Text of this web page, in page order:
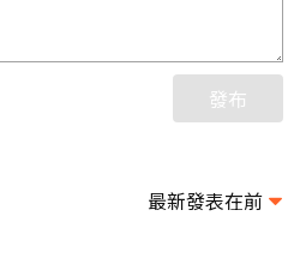
發布
最新發表在前